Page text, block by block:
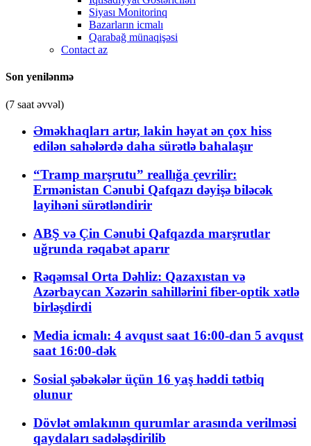
Siyası Monitorinq
Bazarların icmalı
Qarabağ münaqişəsi
Contact az
Son yenilənmə
(7 saat əvvəl)
Əməkhaqları artır, lakin həyat ən çox hiss
edilən sahələrdə daha sürətlə bahalaşır
“Tramp marşrutu” reallığa çevrilir:
Ermənistan Cənubi Qafqazı dəyişə biləcək
layihəni sürətləndirir
ABŞ və Çin Cənubi Qafqazda marşrutlar
uğrunda rəqabət aparır
Rəqəmsal Orta Dəhliz: Qazaxıstan və
Azərbaycan Xəzərin sahillərini fiber-optik xətlə
birləşdirdi
Media icmalı: 4 avqust saat 16:00-dan 5 avqust
saat 16:00-dək
Sosial şəbəkələr üçün 16 yaş həddi tətbiq
olunur
Dövlət əmlakının qurumlar arasında verilməsi
qaydaları sadələşdirilib